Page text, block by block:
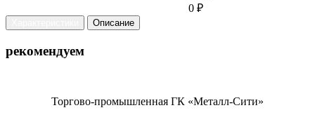
0 ₽
Описание
рекомендуем
Торгово-промышленная ГК «Металл-Сити»